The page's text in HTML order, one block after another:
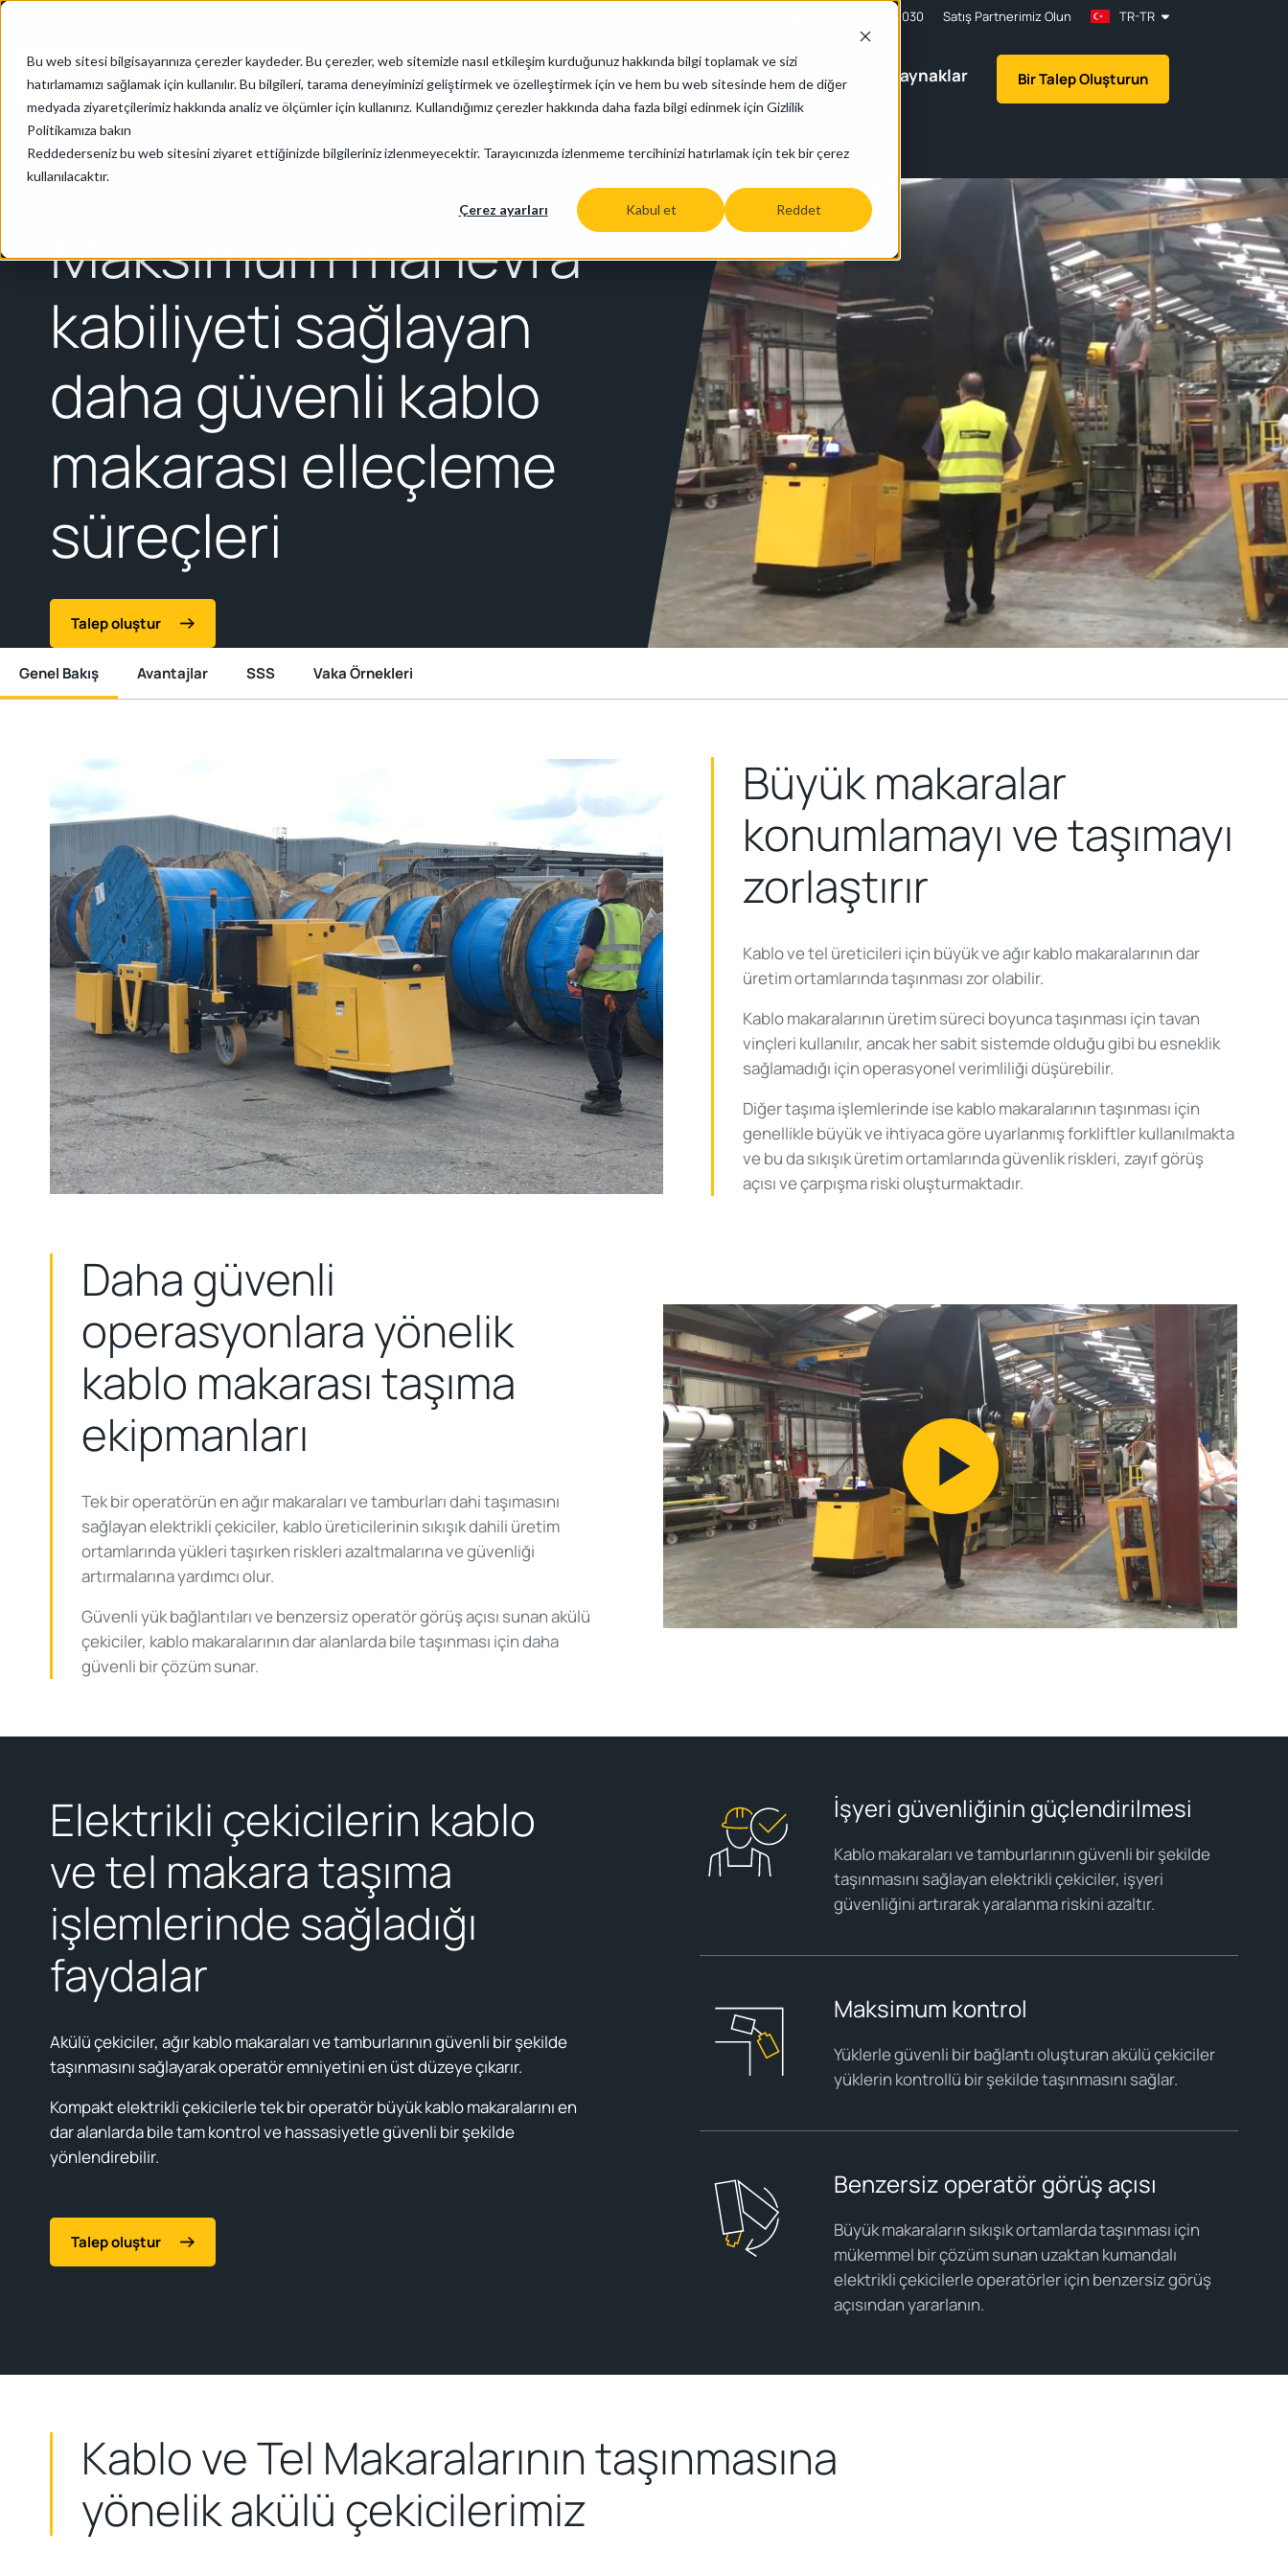
Bu web sitesi bilgisayarınıza çerezler kaydeder. Bu çerezler, web sitemizle nasıl etkileşim kurduğunuz hakkında bilgi toplamak ve sizi
hatırlamamızı sağlamak için kullanılır. Bu bilgileri, tarama deneyiminizi geliştirmek ve özelleştirmek için ve hem bu web sitesinde hem de diğer
medyada ziyaretçilerimiz hakkında analiz ve ölçümler için kullanırız. Kullandığımız çerezler hakkında daha fazla bilgi edinmek için Gizlilik
Politikamıza bakın
Reddederseniz bu web sitesini ziyaret ettiğinizde bilgileriniz izlenmeyecektir. Tarayıcınızda izlenmeme tercihinizi hatırlamak için tek bir çerez
kullanılacaktır.
Çerez ayarları Kabul et Reddet
+44 (0)1335 301030 Satış Partnerimiz Olun TR-TR
Ürünler Endüstriler Servis ve Destek Kurumsal Kaynaklar Bir Talep Oluşturun
Anasayfa/ Üretim ve Montaj/ Kablo ve Tel Makaralarının Taşınması
Maksimum manevra
kabiliyeti sağlayan
daha güvenli kablo
makarası elleçleme
süreçleri
Kablo ve Tel Makaralarının Taşınması
Talep oluştur
Genel Bakış Avantajlar SSS Vaka Örnekleri
Büyük makaralar
konumlamayı ve taşımayı
zorlaştırır
Kablo ve tel üreticileri için büyük ve ağır kablo makaralarının dar
üretim ortamlarında taşınması zor olabilir.
Kablo makaralarının üretim süreci boyunca taşınması için tavan
vinçleri kullanılır, ancak her sabit sistemde olduğu gibi bu esneklik
sağlamadığı için operasyonel verimliliği düşürebilir.
Diğer taşıma işlemlerinde ise kablo makaralarının taşınması için
genellikle büyük ve ihtiyaca göre uyarlanmış forkliftler kullanılmakta
ve bu da sıkışık üretim ortamlarında güvenlik riskleri, zayıf görüş
açısı ve çarpışma riski oluşturmaktadır.
Play
Video
Daha güvenli
operasyonlara yönelik
kablo makarası taşıma
ekipmanları
Tek bir operatörün en ağır makaraları ve tamburları dahi taşımasını
sağlayan elektrikli çekiciler, kablo üreticilerinin sıkışık dahili üretim
ortamlarında yükleri taşırken riskleri azaltmalarına ve güvenliği
artırmalarına yardımcı olur.
Güvenli yük bağlantıları ve benzersiz operatör görüş açısı sunan akülü
çekiciler, kablo makaralarının dar alanlarda bile taşınması için daha
güvenli bir çözüm sunar.
Elektrikli çekicilerin kablo
ve tel makara taşıma
işlemlerinde sağladığı
faydalar
Akülü çekiciler, ağır kablo makaraları ve tamburlarının güvenli bir şekilde
taşınmasını sağlayarak operatör emniyetini en üst düzeye çıkarır.
Kompakt elektrikli çekicilerle tek bir operatör büyük kablo makaralarını en
dar alanlarda bile tam kontrol ve hassasiyetle güvenli bir şekilde
yönlendirebilir.
Talep oluştur
İşyeri güvenliğinin güçlendirilmesi
Kablo makaraları ve tamburlarının güvenli bir şekilde
taşınmasını sağlayan elektrikli çekiciler, işyeri
güvenliğini artırarak yaralanma riskini azaltır.
Maksimum kontrol
Yüklerle güvenli bir bağlantı oluşturan akülü çekiciler
yüklerin kontrollü bir şekilde taşınmasını sağlar.
Benzersiz operatör görüş açısı
Büyük makaraların sıkışık ortamlarda taşınması için
mükemmel bir çözüm sunan uzaktan kumandalı
elektrikli çekicilerle operatörler için benzersiz görüş
açısından yararlanın.
Kablo ve Tel Makaralarının taşınmasına
yönelik akülü çekicilerimiz